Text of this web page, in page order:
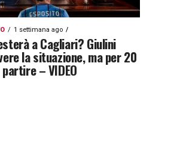
1 settimana ago
a Cagliari? Giulini
la situazione, ma per 20
– VIDEO